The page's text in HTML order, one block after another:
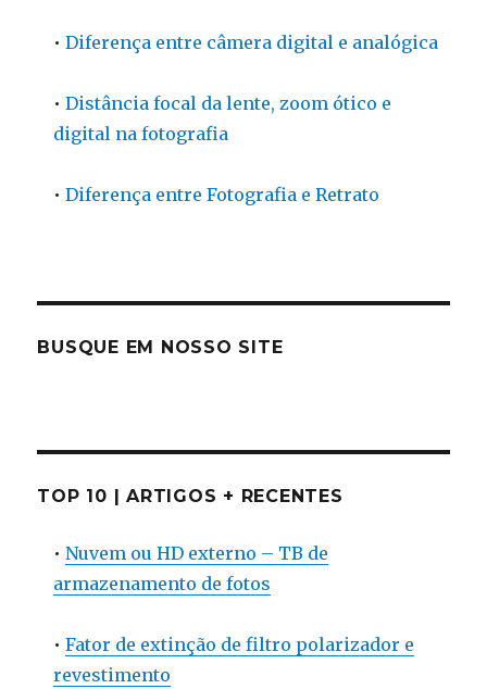
•Diferença entre câmera digital e analógica
•Distância focal da lente, zoom ótico e
digital na fotografia
•Diferença entre Fotografia e Retrato
BUSQUE EM NOSSO SITE
TOP 10 | ARTIGOS + RECENTES
•Nuvem ou HD externo – TB de
armazenamento de fotos
•Fator de extinção de filtro polarizador e
revestimento